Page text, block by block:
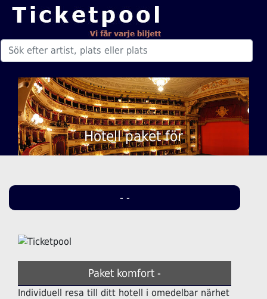
Hotell paket för
- -
Paket komfort -
Individuell resa till ditt hotell i omedelbar närhet